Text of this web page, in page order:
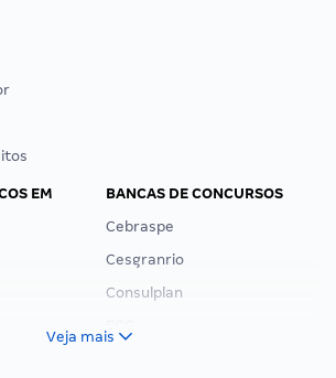
EM
BANCAS DE CONCURSOS
Cebraspe
Cesgranrio
Consulplan
Veja mais